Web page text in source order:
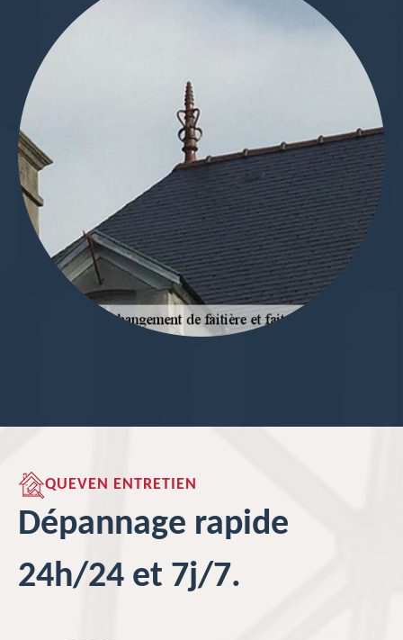
QUEVEN ENTRETIEN
Dépannage rapide
24h/24 et 7j/7.